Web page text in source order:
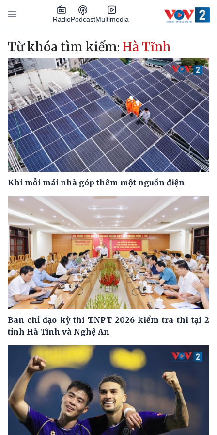
Nhảy đến nội dung
RadioPodcastMultimedia
Main navigation
Từ khóa tìm kiếm: Hà Tĩnh
Khi mỗi mái nhà góp thêm một nguồn điện
Ban chỉ đạo kỳ thi TNPT 2026 kiểm tra thi tại 2
tỉnh Hà Tĩnh và Nghệ An